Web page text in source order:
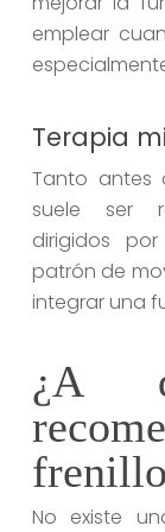
emplear
Terapia
Tanto antes
suele ser
dirigidos
patrón de
integrar una
¿A
No existe